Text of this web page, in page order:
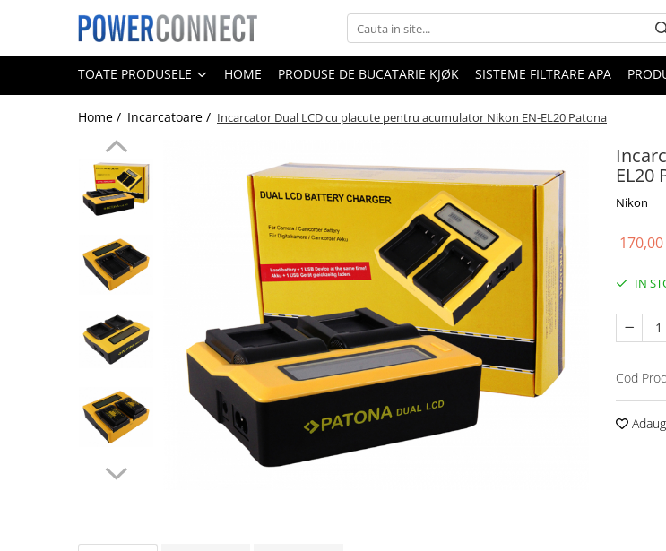
Toate Produsele
Sisteme filtrare apa
Sisteme filtrare apa
Aparate foto
Telefoane mobile
POS/Scanere coduri de bare
TOATE PRODUSELE HOME PRODUSE DE BUCATARIE KJØK SISTEME FILTRARE APA
Home / Incarcatoare / Incarcator Dual LCD cu placute pentru acumulator Nikon EN-EL20 Patona
EL20
Nikon
IN
Cod